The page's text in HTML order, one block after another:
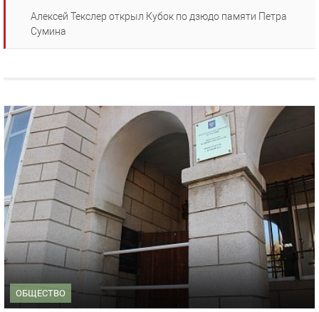
Алексей Текслер открыл Кубок по дзюдо памяти Петра
Сумина
ОБЩЕСТВО